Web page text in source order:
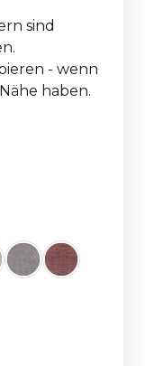
sind
- wenn
haben.